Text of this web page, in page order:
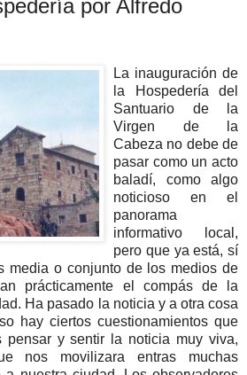
por Alfredo
La inauguración de
la Hospedería del
Santuario de la
Virgen de la
Cabeza no debe de
pasar como un acto
baladí, como algo
noticioso en el
panorama
informativo local,
pero que ya está, sí
media o conjunto de los medios de
prácticamente el compás de la
Ha pasado la noticia y a otra cosa
hay ciertos cuestionamientos que
pensar y sentir la noticia muy viva,
nos movilizara entras muchas